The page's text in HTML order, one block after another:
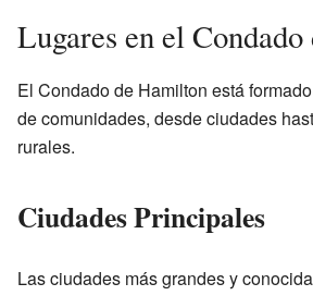
Lugares en el
El Condado de Hamilton está
de comunidades, desde ciudades
rurales.
Ciudades Principales
Las ciudades más grandes y